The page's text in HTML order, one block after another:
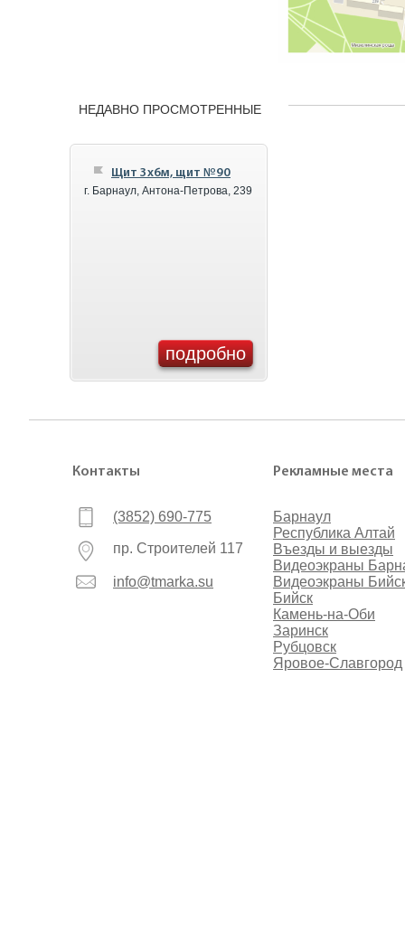
НЕДАВНО ПРОСМОТРЕННЫЕ
Щит 3x6м, щит №90
г. Барнаул, Антона-Петрова, 239
подробно
Контакты
(3852) 690-775
пр. Строителей 117
info@tmarka.su
Рекламные места
Барнаул
Республика Алтай
Въезды и выезды
Видеоэкраны
Видеоэкраны
Бийск
Камень-на-Оби
Заринск
Рубцовск
Яровое-Славгород